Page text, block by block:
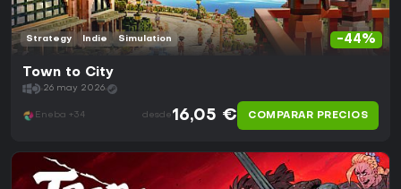
-44%
Strategy Indie Simulation
Town to City
26 may 2026
Eneba +34 desde 16,05 € COMPARAR PRECIOS